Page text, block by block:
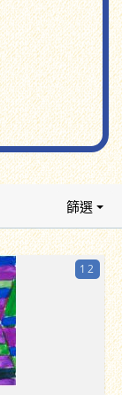
篩選
12